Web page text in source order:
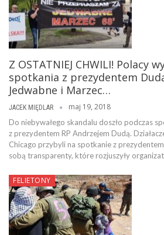
Z OSTATNIEJ CHWILI! Polacy
spotkania z prezydentem
Jedwabne i Marzec…
JACEK MIĘDLAR maj 19, 2018
Do niebywałego skandalu doszło podczas
z prezydentem RP Andrzejem Dudą.
Chicago przybyli na spotkanie z
sobą transparenty, które rozjuszyły
FELIETONY